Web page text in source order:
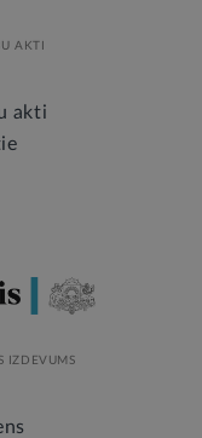
AKTI
akti
IZDEVUMS